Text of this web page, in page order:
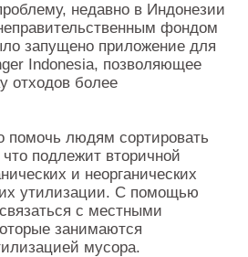
недавно в Индонезии
фондом
запущено приложение для
Indonesia, позволяющее
отходов более
помочь людям сортировать
подлежит вторичной
и неорганических
утилизации. С помощью
с местными
занимаются
мусора.